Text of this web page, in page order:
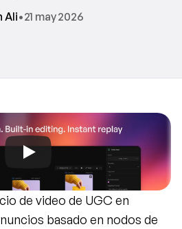
Ali•21 may 2026
de video de UGC en
basado en nodos de